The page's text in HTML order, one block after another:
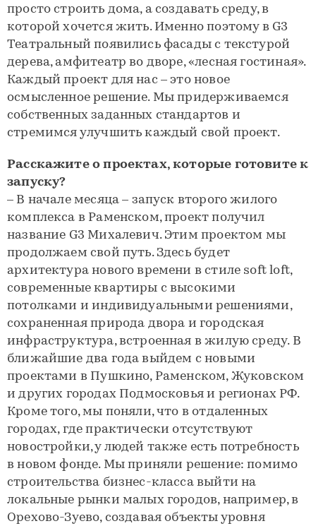
просто строить дома, а создавать среду, в
которой хочется жить. Именно поэтому в G3
Театральный появились фасады с текстурой
дерева, амфитеатр во дворе, «лесная гостиная».
Каждый проект для нас – это новое
осмысленное решение. Мы придерживаемся
собственных заданных стандартов и
стремимся улучшить каждый свой проект.
Расскажите о проектах, которые готовите к
запуску?
– В начале месяца – запуск второго жилого
комплекса в Раменском, проект получил
название G3 Михалевич. Этим проектом мы
продолжаем свой путь. Здесь будет
архитектура нового времени в стиле soft loft,
современные квартиры с высокими
потолками и индивидуальными решениями,
сохраненная природа двора и городская
инфраструктура, встроенная в жилую среду. В
ближайшие два года выйдем с новыми
проектами в Пушкино, Раменском, Жуковском
и других городах Подмосковья и регионах РФ.
Кроме того, мы поняли, что в отдаленных
городах, где практически отсутствуют
новостройки, у людей также есть потребность
в новом фонде. Мы приняли решение: помимо
строительства бизнес-класса выйти на
локальные рынки малых городов, например, в
Орехово-Зуево, создавая объекты уровня